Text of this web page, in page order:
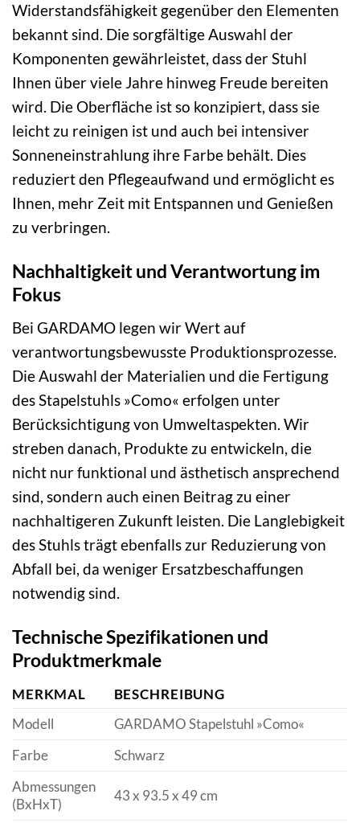
Widerstandsfähigkeit gegenüber den Elementen
bekannt sind. Die sorgfältige Auswahl der
Komponenten gewährleistet, dass der Stuhl
Ihnen über viele Jahre hinweg Freude bereiten
wird. Die Oberfläche ist so konzipiert, dass sie
leicht zu reinigen ist und auch bei intensiver
Sonneneinstrahlung ihre Farbe behält. Dies
reduziert den Pflegeaufwand und ermöglicht es
Ihnen, mehr Zeit mit Entspannen und Genießen
zu verbringen.
Nachhaltigkeit und Verantwortung im
Fokus
Bei GARDAMO legen wir Wert auf
verantwortungsbewusste Produktionsprozesse.
Die Auswahl der Materialien und die Fertigung
des Stapelstuhls »Como« erfolgen unter
Berücksichtigung von Umweltaspekten. Wir
streben danach, Produkte zu entwickeln, die
nicht nur funktional und ästhetisch ansprechend
sind, sondern auch einen Beitrag zu einer
nachhaltigeren Zukunft leisten. Die Langlebigkeit
des Stuhls trägt ebenfalls zur Reduzierung von
Abfall bei, da weniger Ersatzbeschaffungen
notwendig sind.
Technische Spezifikationen und
Produktmerkmale
MERKMAL
BESCHREIBUNG
Modell
GARDAMO Stapelstuhl »Como«
Farbe
Schwarz
Abmessungen
(BxHxT)
43 x 93.5 x 49 cm